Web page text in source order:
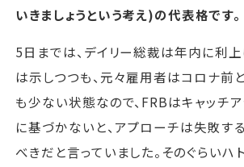
いきましょうという考え)の代表格です。
5日までは、デイリー総裁は年内に利
は示しつつも、元々雇用者はコロナ前
も少ない状態なので、FRBはキャッチ
に基づかないと、アプローチは失敗す
べきだと言っていました。そのぐらいハ